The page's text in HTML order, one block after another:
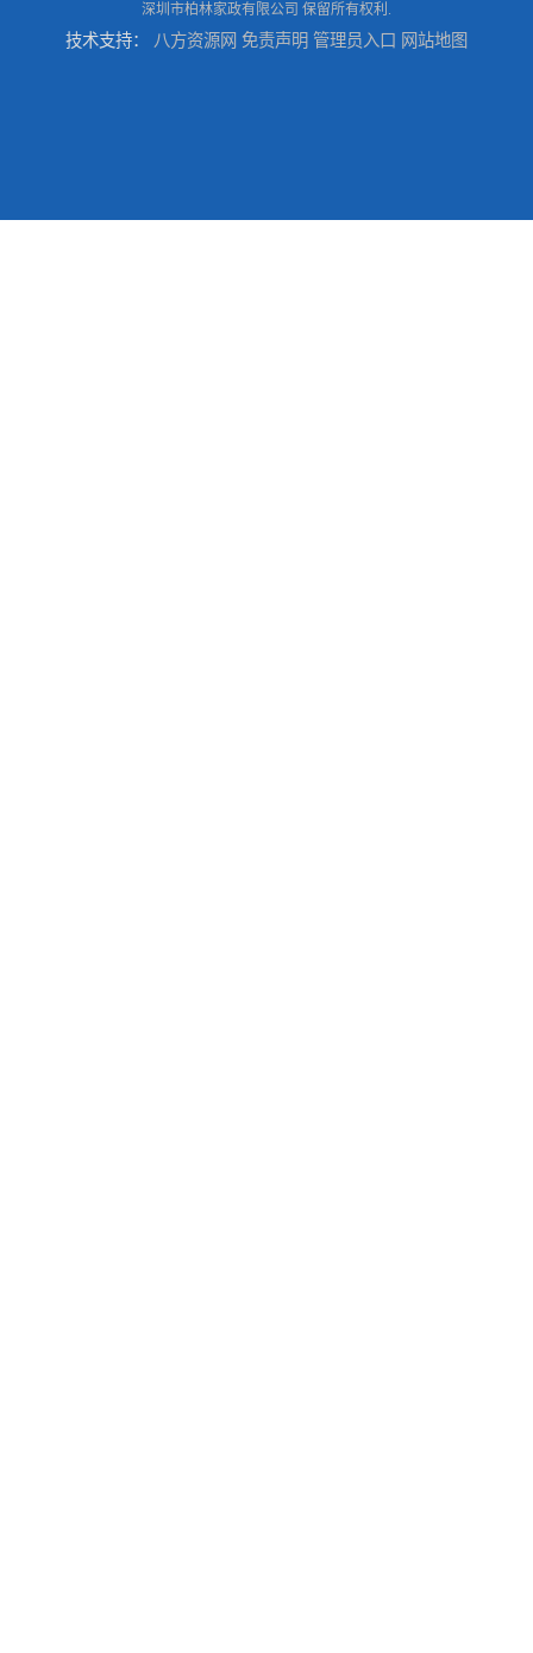
深圳市柏林家政有限公司 保留所有权利.
技术支持： 八方资源网 免责声明 管理员入口 网站地图